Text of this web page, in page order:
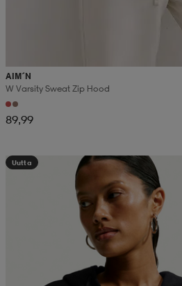
AIM´N
W Varsity Sweat Zip Hood
89,99
Uutta